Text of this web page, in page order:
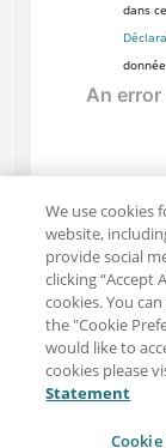
dans
Partager :
Clause de
We use cookies
website,
provide social
clicking “Accept
cookies. You
the "Cookie
would like to
cookies please
Statement